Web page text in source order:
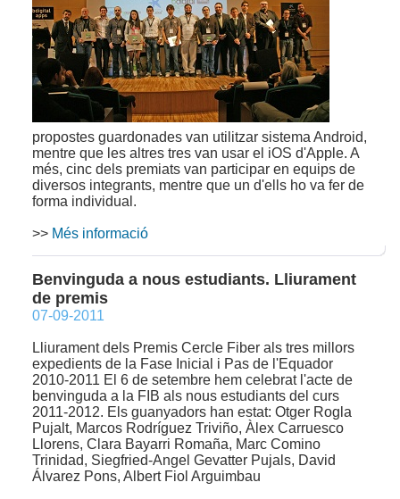
propostes guardonades van utilitzar sistema Android,
mentre que les altres tres van usar el iOS d'Apple. A
més, cinc dels premiats van participar en equips de
diversos integrants, mentre que un d'ells ho va fer de
forma individual.
>> Més informació
Benvinguda a nous estudiants. Lliurament
de premis
07-09-2011
Lliurament dels Premis Cercle Fiber als tres millors
expedients de la Fase Inicial i Pas de l'Equador
2010-2011 El 6 de setembre hem celebrat l'acte de
benvinguda a la FIB als nous estudiants del curs
2011-2012. Els guanyadors han estat: Otger Rogla
Pujalt, Marcos Rodríguez Triviño, Àlex Carruesco
Llorens, Clara Bayarri Romaña, Marc Comino
Trinidad, Siegfried-Angel Gevatter Pujals, David
Álvarez Pons, Albert Fiol Arguimbau